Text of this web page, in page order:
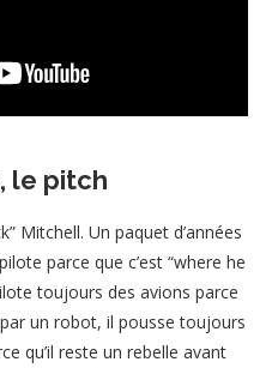
le pitch
Mitchell. Un paquet d’années
parce que c’est “where he
toujours des avions parce
un robot, il pousse toujours
qu’il reste un rebelle avant